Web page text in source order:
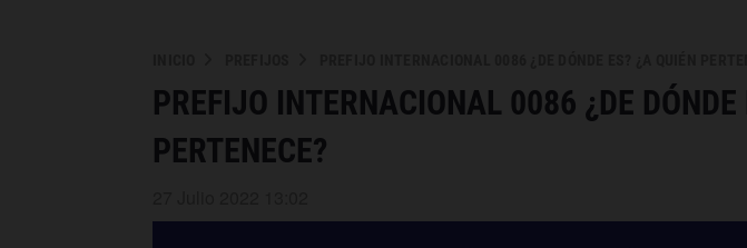
PREFIJO INTERNACIONAL 0086 ¿DE DÓNDE
PERTENECE?